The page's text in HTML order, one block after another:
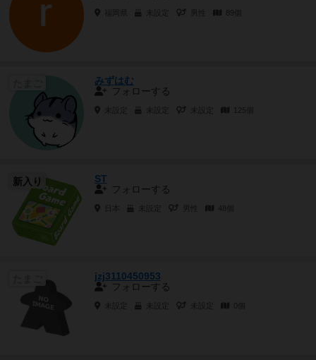
未設定
みずはむ
フォローする
未設定 未設定 未設定 125個
新入り
ST
フォローする
未設定 48個
jzj3110450953
フォローする
未設定 未設定 未設定